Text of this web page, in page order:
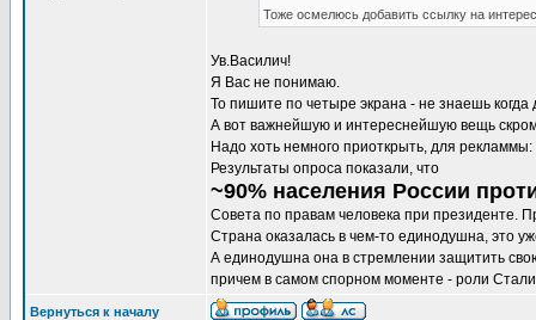
Тоже осмелюсь добавить ссылку на
Ув.Василич!
Я Вас не понимаю.
То пишите по четыре экрана - не знаешь когда
А вот важнейшую и интереснейшую вещь
Надо хоть немного приоткрыть, для рекламмы:
Результаты опроса показали, что
~90% населения России
Совета по правам человека при президенте.
Страна оказалась в чем-то единодушна, это
А единодушна она в стремлении защитить
причем в самом спорном моменте - роли
Вернуться к началу